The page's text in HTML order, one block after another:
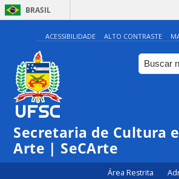
BRASIL
ACESSIBILIDADE ALTO CONTRASTE
Secretaria de Cultura e
Arte | SeCArte
Área Restrita
0:00
1:00